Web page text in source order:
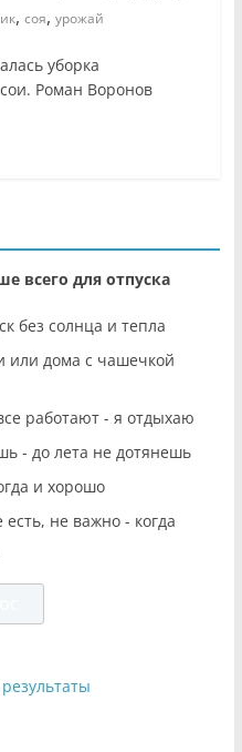
, соя, урожай
уборка
Роман Воронов
всего для отпуска
без солнца и тепла
или дома с чашечкой
работают - я отдыхаю
- до лета не дотянешь
и хорошо
не важно - когда